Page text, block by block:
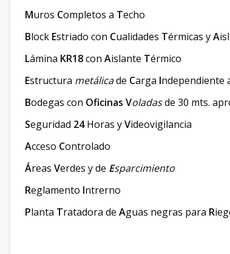
Muros Completos a Techo
Block Estriado con Cualidades Térmicas yA
Lámina KR18con Aislante Térmico
Estructura metálicade Carga Independiente
Bodegas con Oficinas Voladasde 30 mts.
Seguridad 24Horas yVideovigilancia
Acceso Controlado
Áreas Verdes y de Esparcimiento
Reglamento Intrerno
Planta Tratadora de Aguas negras para R